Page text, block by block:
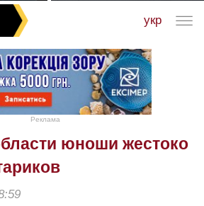
укр
Реклама
юноши жестоко